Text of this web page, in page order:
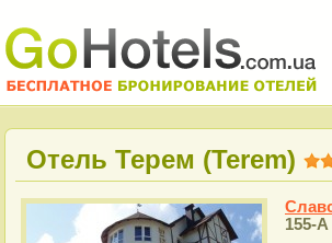
Отель Терем (Terem)
155-А